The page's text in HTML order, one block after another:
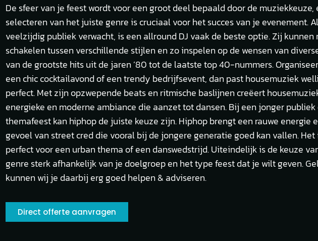
De sfeer van je feest wordt voor een groot deel bepaald door de muziekkeuze,
selecteren van het juiste genre is cruciaal voor het succes van je evenement.
veelzijdig publiek verwacht, is een allround DJ vaak de beste optie. Zij kunnen
schakelen tussen verschillende stijlen en zo inspelen op de wensen van
van de grootste hits uit de jaren ’80 tot de laatste top 40-nummers.
een chic cocktailavond of een trendy bedrijfsevent, dan past housemuziek
perfect. Met zijn opzwepende beats en ritmische baslijnen creëert
energieke en moderne ambiance die aanzet tot dansen. Bij een jonger publiek
themafeest kan hiphop de juiste keuze zijn. Hiphop brengt een rauwe energie
gevoel van street cred die vooral bij de jongere generatie goed kan vallen. Het
perfect voor een urban thema of een danswedstrijd. Uiteindelijk is de keuze
genre sterk afhankelijk van je doelgroep en het type feest dat je wilt geven.
kunnen wij je daarbij erg goed helpen & adviseren.
Direct offerte aanvragen